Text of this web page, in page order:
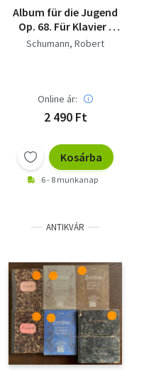
Album für die Jugend
Op. 68. Für Klavier -
Zongorára
Schumann, Robert
Online ár:
2 490 Ft
Kosárba
6 - 8 munkanap
ANTIKVÁR